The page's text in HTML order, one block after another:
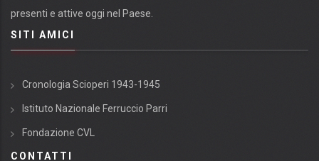
presenti e attive oggi nel Paese.
SITI AMICI
Cronologia Scioperi 1943-1945
Istituto Nazionale Ferruccio Parri
Fondazione CVL
CONTATTI